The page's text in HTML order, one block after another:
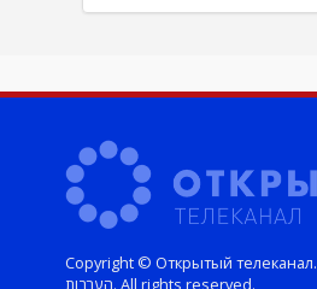
Copyright © Открытый телеканал. תנועת
הערבות. All rights reserved.